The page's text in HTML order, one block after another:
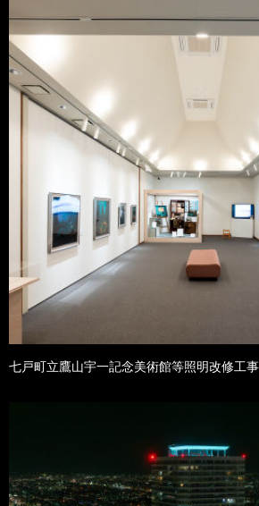
七戸町立鷹山宇一記念美術館等照明改修工事